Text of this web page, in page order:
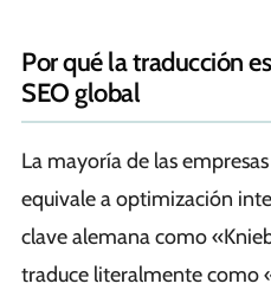
Por qué la traducción
SEO global
La mayoría de las
equivale a optimización
clave alemana como
traduce literalmente como